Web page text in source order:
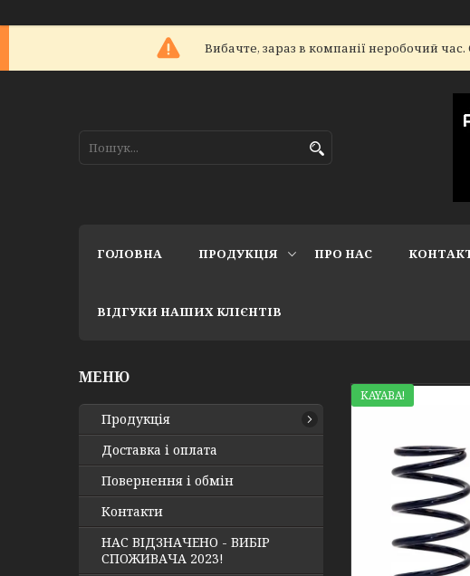
Вибачте, зараз в компанії неробочий
ГОЛОВНА ПРОДУКЦІЯ ПРО НАС
ВІДГУКИ НАШИХ КЛІЄНТІВ
KAYABA!
Продукція
Доставка і оплата
Повернення і обмін
Контакти
НАС ВІДЗНАЧЕНО - ВИБІР
СПОЖИВАЧА 2023!